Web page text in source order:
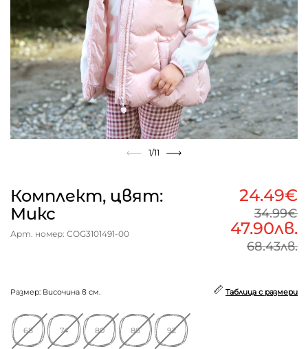
1/11
Комплект, цвят:
Микс
Арт. номер: COG3101491-00
24.49€
34.99€
47.90лв.
68.43лв.
Размер: Височина в см. Таблица с размери
68 74 80 86 92